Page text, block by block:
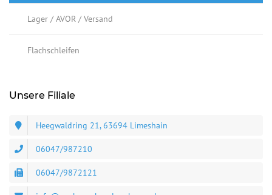
Lager / AVOR / Versand
Flachschleifen
Unsere Filiale
Heegwaldring 21, 63694 Limeshain
06047/987210
06047/9872121